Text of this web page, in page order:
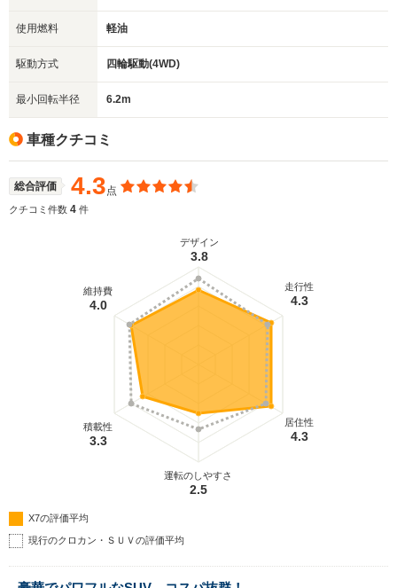
使用燃料 軽油
駆動方式 四輪駆動(4WD)
最小回転半径 6.2m
車種クチコミ
総合評価 4.3点
クチコミ件数 4 件
デザイン
3.8
走行性
4.3
居住性
4.3
運転のしやすさ
2.5
積載性
3.3
維持費
4.0
X7の評価平均
現行のクロカン・ＳＵＶの評価平均